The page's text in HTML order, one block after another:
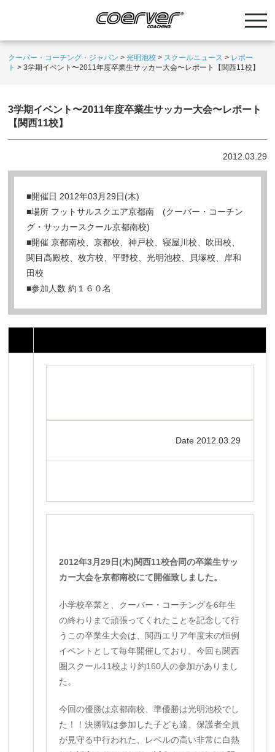
クーバー・コーチング・ジャパン >光明池校 > スクールニュース > レポー
ト >3学期イベント〜2011年度卒業生サッカー大会〜レポート【関西11校】
3学期イベント〜2011年度卒業生サッカー大会〜レポート
【関西11校】
2012.03.29
■開催日 2012年03月29日(木)
■場所 フットサルスクエア京都南 (クーバー・コーチン
グ・サッカースクール京都南校)
■開催 京都南校、京都校、神戸校、寝屋川校、吹田校、
関目高殿校、枚方校、平野校、光明池校、貝塚校、岸和
田校
■参加人数 約１６０名
Date 2012.03.29
2012年3月29日(木)関西11校合同の卒業生サッ
カー大会を京都南校にて開催致しました。
小学校卒業と、クーバー・コーチングを6年生
の終わりまで頑張ってくれたことを記念して行
うこの卒業生大会は、関西エリア年度末の恒例
イベントとして毎年開催しており、今回も関西
圏スクール11校より約160人の参加がありまし
た。
今回の優勝は京都南校、準優勝は光明池校でし
た！！決勝戦は参加した子ども達、保護者全員
が見守る中行われた、レベルの高い非常に白熱